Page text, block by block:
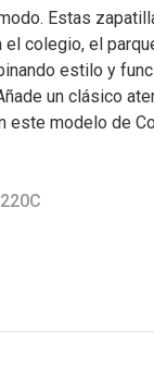
Estas
colegio, el
estilo y
un clásico
este modelo de